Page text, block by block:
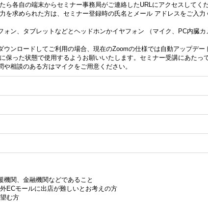
ら各自の端末からセミナー事務局がご連絡したURLにアクセスしてく
を求められた方は、セミナー登録時の氏名とメール アドレスをご入力
ォン、タブレットなどとヘッドホンかイヤフォン （マイク、PC内臓カ
ンロードしてご利用の場合、現在のZoomの仕様では自動アップデー
保った状態で使用するようお願いいたします。セミナー受講にあたっ
相談のある方はマイクをご用意ください。
機関、金融機関などであること
ECモールに出店が難しいとお考えの方
む方